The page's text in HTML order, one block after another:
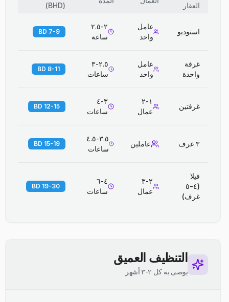
العقار
(
BHD
)
استوديو
عامل
واحد
٢-٢.٥
ساعة
7-9 BD
غرفة
واحدة
عامل
واحد
٢.٥-٣
ساعات
8-11 BD
غرفتين
١-٢
عمال
٣-٤
ساعات
12-15 BD
٣ غرف عاملين
٣.٥-٤.٥
ساعات
15-19 BD
فيلا
(٤-٥
غرف)
٢-٣
عمال
٤-٦
ساعات
19-30 BD
التنظيف العميق
يوصى به كل ٢-٣ أشهر